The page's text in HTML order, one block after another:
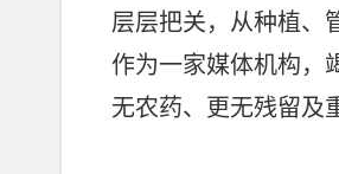
层层把关，从种植、
作为一家媒体机构，
无农药、更无残留及